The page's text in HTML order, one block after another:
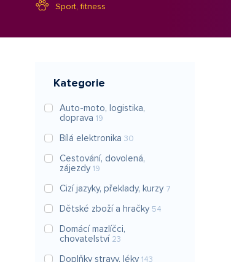
Sport, fitness
Kategorie
Auto-moto, logistika,
doprava 19
Bílá elektronika 30
Cestování, dovolená,
zájezdy 19
Cizí jazyky, překlady, kurzy 7
Dětské zboží a hračky 54
Domácí mazlíčci,
chovatelství 23
Doplňky stravy, léky 143